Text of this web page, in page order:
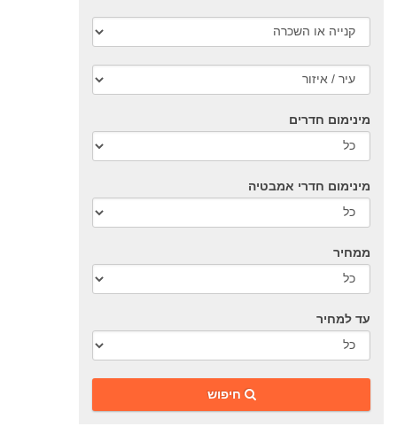
מינימום חדרים
מינימום חדרי אמבטיה
ממחיר
עד למחיר
‎חיפוש